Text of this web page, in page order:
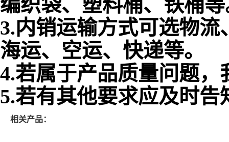
编织袋、塑料桶、铁桶
3.内销运输方式可选物
海运、空运、快递等。
4.若属于产品质量问题
5.若有其他要求应及时告
相关产品：